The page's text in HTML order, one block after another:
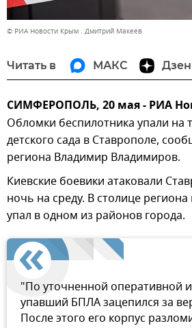
© РИА Новости Крым . Дмитрий Макеев
Читать в МАКС Дзен
СИМФЕРОПОЛЬ, 20 мая - РИА
Обломки беспилотника упали на
детского сада в Ставрополе,
региона Владимир Владимиров.
Киевские боевики атаковали
ночь на среду. В столице
упал в одном из районов города.
"По уточненной оперативной
упавший БПЛА зацепился за
После этого его корпус